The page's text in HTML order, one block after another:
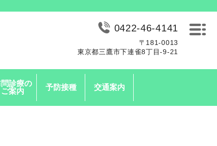
0422-46-4141
〒181-0013
東京都三鷹市下連雀8丁目-9-21
診療の
ご案内
予防接種 交通案内